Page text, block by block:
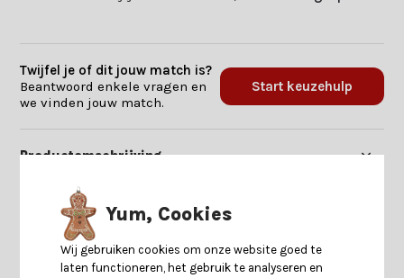
Twijfel je of dit jouw match is?
Beantwoord enkele vragen en
we vinden jouw match.
Start keuzehulp
Productomschrijving
Specificaties
Reviews
Yum, Cookies
Wij gebruiken cookies om onze website goed te
laten functioneren, het gebruik te analyseren en